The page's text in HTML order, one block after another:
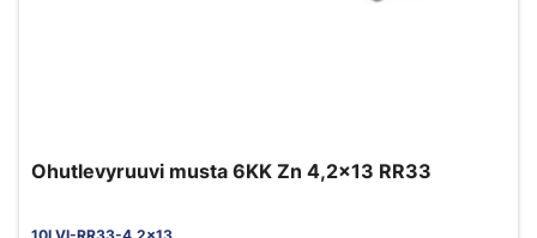
Ohutlevyruuvi musta 6KK Zn 4,2x13 RR33